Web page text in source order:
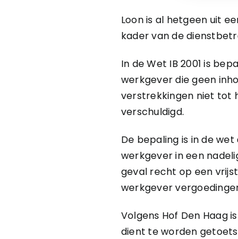
Loon is al hetgeen uit
kader van de
In de Wet IB 2001 is
werkgever die geen
verstrekkingen niet tot
verschuldigd.
De bepaling is in de
werkgever in een
geval recht op een
werkgever
Volgens Hof Den Haag
dient te worden